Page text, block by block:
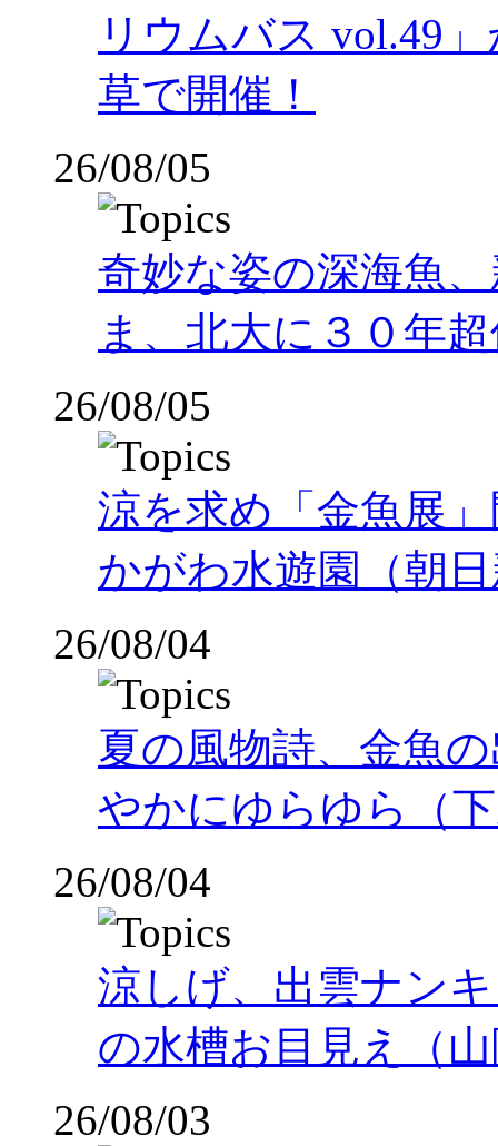
リウムバス vol.49
草で開催！
26/08/05
奇妙な姿の深海魚
ま、北大に３０年
26/08/05
涼を求め「金魚展
かがわ水遊園（朝
26/08/04
夏の風物詩、金魚
やかにゆらゆら（
26/08/04
涼しげ、出雲ナン
の水槽お目見え（
26/08/03